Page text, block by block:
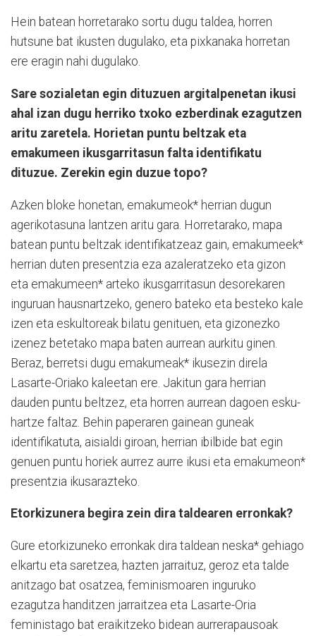
Hein batean horretarako sortu dugu taldea, horren
hutsune bat ikusten dugulako, eta pixkanaka horretan
ere eragin nahi dugulako.
Sare sozialetan egin dituzuen argitalpenetan ikusi
ahal izan dugu herriko txoko ezberdinak ezagutzen
aritu zaretela. Horietan puntu beltzak eta
emakumeen ikusgarritasun falta identifikatu
dituzue. Zerekin egin duzue topo?
Azken bloke honetan, emakumeok* herrian dugun
agerikotasuna lantzen aritu gara. Horretarako, mapa
batean puntu beltzak identifikatzeaz gain, emakumeek*
herrian duten presentzia eza azaleratzeko eta gizon
eta emakumeen* arteko ikusgarritasun desorekaren
inguruan hausnartzeko, genero bateko eta besteko kale
izen eta eskultoreak bilatu genituen, eta gizonezko
izenez betetako mapa baten aurrean aurkitu ginen.
Beraz, berretsi dugu emakumeak* ikusezin direla
Lasarte-Oriako kaleetan ere. Jakitun gara herrian
dauden puntu beltzez, eta horren aurrean dagoen esku-
hartze faltaz. Behin paperaren gainean guneak
identifikatuta, aisialdi giroan, herrian ibilbide bat egin
genuen puntu horiek aurrez aurre ikusi eta emakumeon*
presentzia ikusarazteko.
Etorkizunera begira zein dira taldearen erronkak?
Gure etorkizuneko erronkak dira taldean neska* gehiago
elkartu eta saretzea, hazten jarraituz, geroz eta talde
anitzago bat osatzea, feminismoaren inguruko
ezagutza handitzen jarraitzea eta Lasarte-Oria
feministago bat eraikitzeko bidean aurrerapausoak